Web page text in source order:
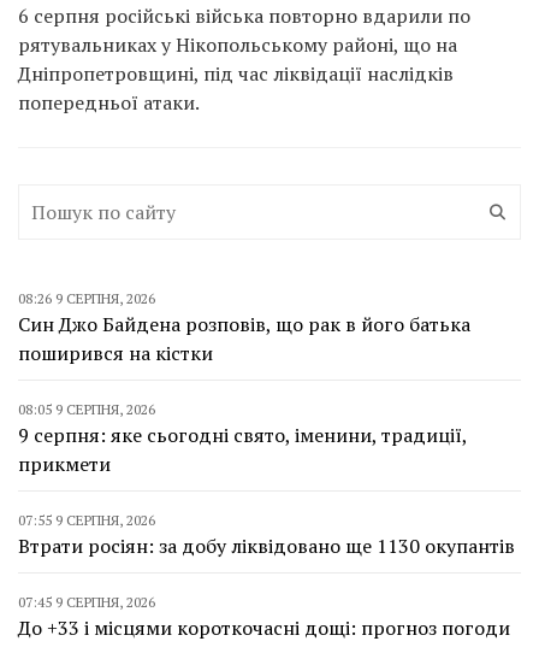
6 серпня російські війська повторно вдарили по
рятувальниках у Нікопольському районі, що на
Дніпропетровщині, під час ліквідації наслідків
попередньої атаки.
08:26 9 СЕРПНЯ, 2026
Син Джо Байдена розповів, що рак в його батька
поширився на кістки
08:05 9 СЕРПНЯ, 2026
9 серпня: яке сьогодні свято, іменини, традиції,
прикмети
07:55 9 СЕРПНЯ, 2026
Втрати росіян: за добу ліквідовано ще 1130 окупантів
07:45 9 СЕРПНЯ, 2026
До +33 і місцями короткочасні дощі: прогноз погоди